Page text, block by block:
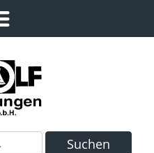
Suchen